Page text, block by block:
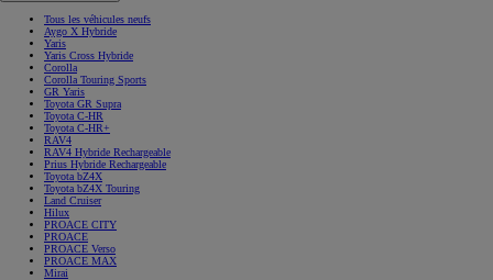
Tous les véhicules neufs
Aygo X Hybride
Yaris
Yaris Cross Hybride
Corolla
Corolla Touring Sports
GR Yaris
Toyota GR Supra
Toyota C-HR
Toyota C-HR+
RAV4
RAV4 Hybride Rechargeable
Prius Hybride Rechargeable
Toyota bZ4X
Toyota bZ4X Touring
Land Cruiser
Hilux
PROACE CITY
PROACE
PROACE Verso
PROACE MAX
Mirai